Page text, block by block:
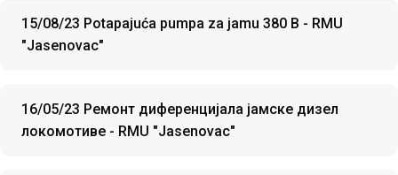
15/08/23 Potapajuća pumpa za jamu 380 B - RMU
"Jasenovac"
16/05/23 Ремонт диференцијала јамске дизел
локомотиве - RMU "Jasenovac"